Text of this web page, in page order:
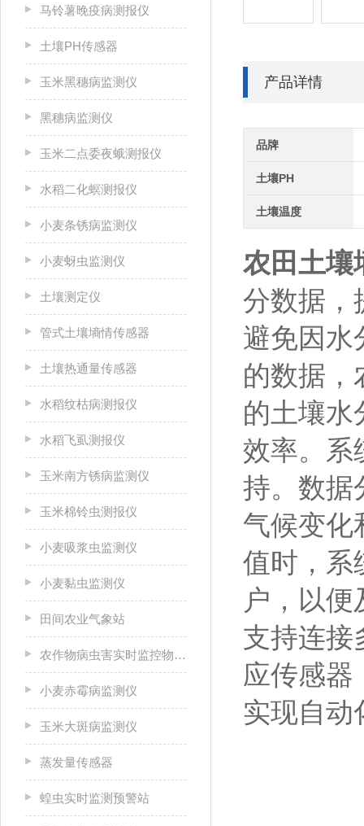
马铃薯晚疫病测报仪
土壤PH传感器
玉米黑穗病监测仪
黑穗病监测仪
玉米二点委夜蛾测报仪
水稻二化螟测报仪
小麦条锈病监测仪
小麦蚜虫监测仪
土壤测定仪
管式土壤墒情传感器
土壤热通量传感器
水稻纹枯病测报仪
水稻飞虱测报仪
玉米南方锈病监测仪
玉米棉铃虫测报仪
小麦吸浆虫监测仪
小麦黏虫监测仪
田间农业气象站
农作物病虫害实时监控物联网设备
小麦赤霉病监测仪
玉米大斑病监测仪
蒸发量传感器
蝗虫实时监测预警站
产品详情
品牌
土壤PH
土壤温度
农田土壤
分数据，
避免因水
的数据，
的土壤水
效率。系
持。数据
气候变化
值时，系
户，以
支持连接
应传感器
实现自动